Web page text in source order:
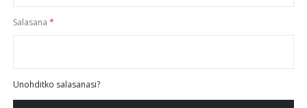
Salasana
Unohditko salasanasi?